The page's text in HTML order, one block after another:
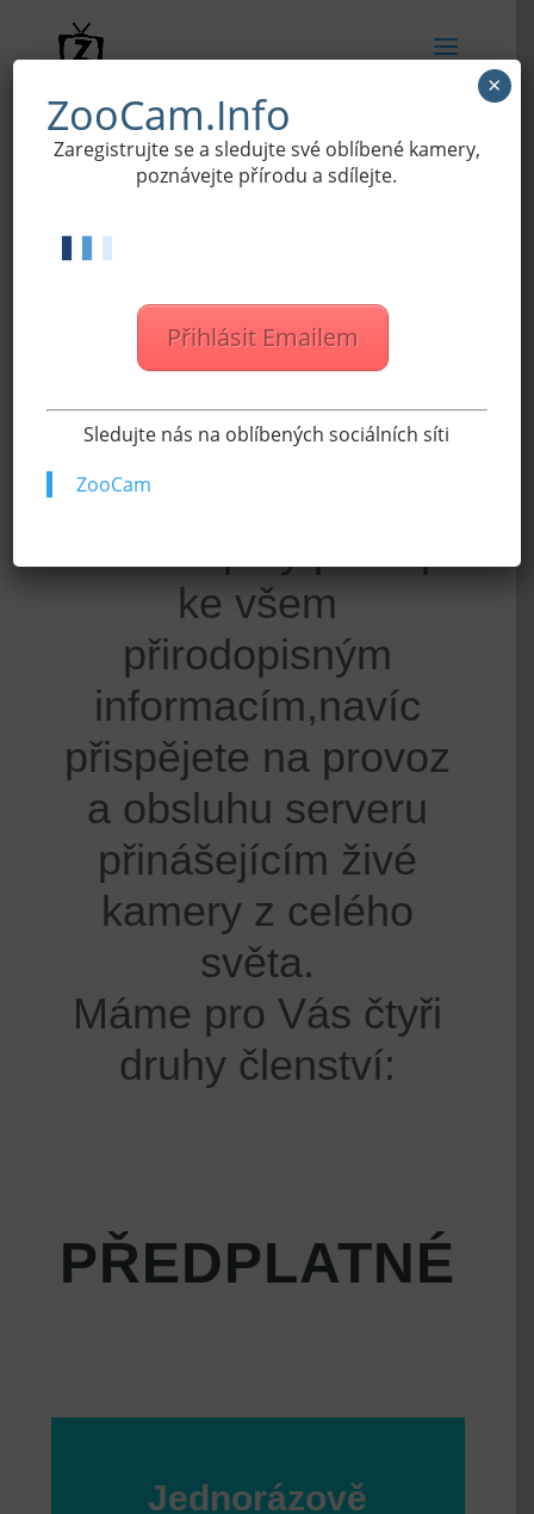
Vyberte si druh
předplatného a
užívejte si ZooCam
ke všem
přirodopisným
informacím,navíc
přispějete na provoz
a obsluhu serveru
přinášejícím živé
kamery z celého
světa.
Máme pro Vás čtyři
druhy členství:
PŘEDPLATNÉ
Jednorázově
ZooCam.Info
Zaregistrujte se a sledujte své oblíbené kamery,
poznávejte přírodu a sdílejte.
Přihlásit Emailem
Sledujte nás na oblíbených sociálních síti
ZooCam
×